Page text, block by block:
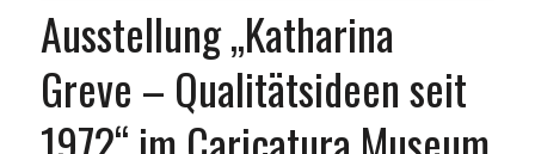
Ausstellung „Katharina
Greve – Qualitätsideen seit